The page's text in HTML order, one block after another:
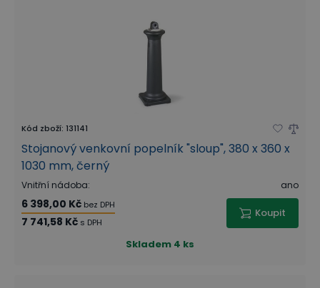
Kód zboží: 131141
Stojanový venkovní popelník "sloup", 380 x 360 x
1030 mm, černý
Vnitřní nádoba: ano
6 398,00 Kč bez DPH
7 741,58 Kč s DPH
Koupit
Skladem 4 ks